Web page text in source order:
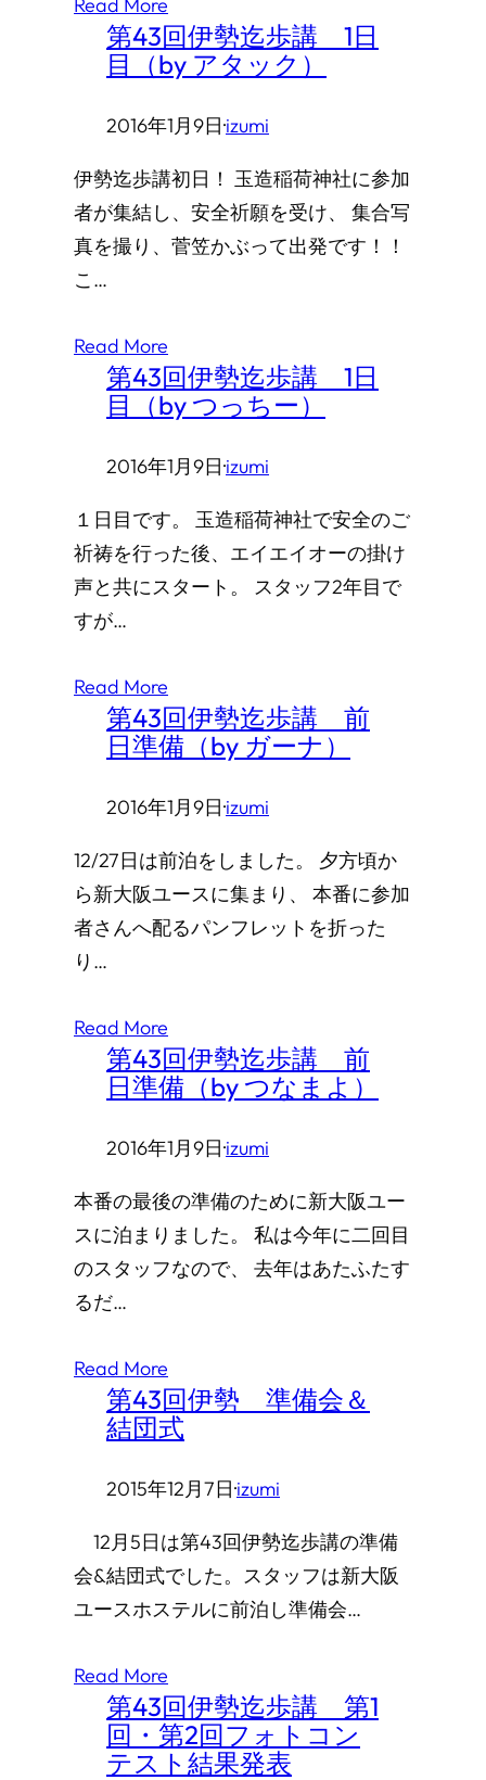
第43回伊勢迄歩講 1日
目（by アタック）
2016年1月9日·izumi
伊勢迄歩講初日！ 玉造稲荷神社に参加
者が集結し、安全祈願を受け、 集合写
真を撮り、菅笠かぶって出発です！！
こ…
Read More
第43回伊勢迄歩講 1日
目（by つっちー）
2016年1月9日·izumi
１日目です。 玉造稲荷神社で安全のご
祈祷を行った後、エイエイオーの掛け
声と共にスタート。 スタッフ2年目で
すが…
Read More
第43回伊勢迄歩講 前
日準備（by ガーナ）
2016年1月9日·izumi
12/27日は前泊をしました。 夕方頃か
ら新大阪ユースに集まり、 本番に参加
者さんへ配るパンフレットを折った
り…
Read More
第43回伊勢迄歩講 前
日準備（by つなまよ）
2016年1月9日·izumi
本番の最後の準備のために新大阪ユー
スに泊まりました。 私は今年に二回目
のスタッフなので、 去年はあたふたす
るだ…
Read More
第43回伊勢 準備会＆
結団式
2015年12月7日·izumi
12月5日は第43回伊勢迄歩講の準備
会&結団式でした。スタッフは新大阪
ユースホステルに前泊し準備会…
Read More
第43回伊勢迄歩講 第1
回・第2回フォトコン
テスト結果発表